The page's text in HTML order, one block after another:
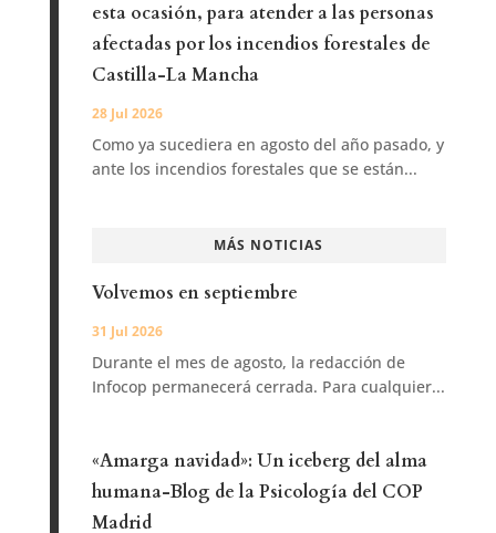
esta ocasión, para atender a las personas
afectadas por los incendios forestales de
Castilla-La Mancha
28 Jul 2026
Como ya sucediera en agosto del año pasado, y
ante los incendios forestales que se están...
MÁS NOTICIAS
Volvemos en septiembre
31 Jul 2026
Durante el mes de agosto, la redacción de
Infocop permanecerá cerrada. Para cualquier...
«Amarga navidad»: Un iceberg del alma
humana-Blog de la Psicología del COP
Madrid